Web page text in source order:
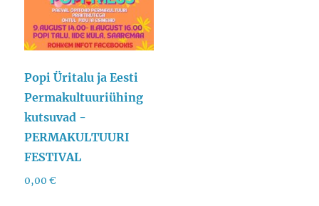
Popi Üritalu ja Eesti
Permakultuuriühing
kutsuvad -
PERMAKULTUURI
FESTIVAL
0,00€